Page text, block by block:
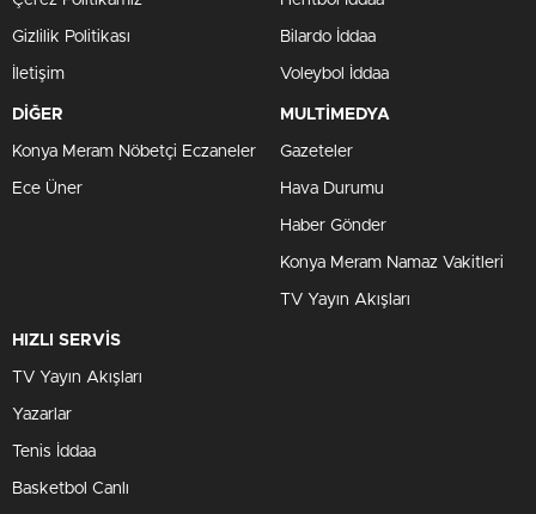
Gizlilik Politikası
İletişim
Bilardo İddaa
Voleybol İddaa
DİĞER
Konya Meram Nöbetçi Eczaneler
Ece Üner
MULTİMEDYA
Gazeteler
Hava Durumu
Haber Gönder
Konya Meram Namaz Vakitleri
TV Yayın Akışları
HIZLI SERVİS
TV Yayın Akışları
Yazarlar
Tenis İddaa
Basketbol Canlı